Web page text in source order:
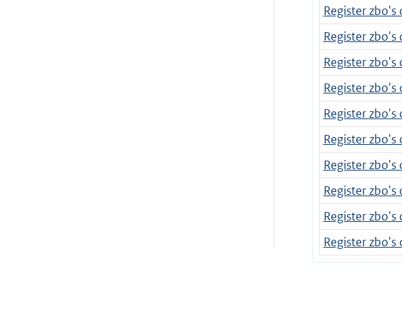
Register zbo's
Register
Register zbo's
Register
Register zbo's
Register
Register zbo's
Register
Register zbo's
Register